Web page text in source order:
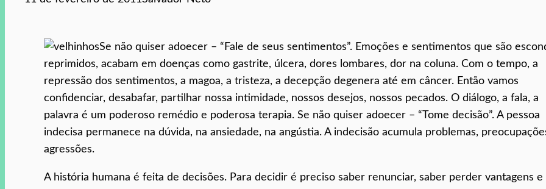
Se não quiser adoecer – “Fale de seus sentimentos”. Emoções e sentimentos que são
reprimidos, acabam em doenças como gastrite, úlcera, dores lombares, dor na coluna. Com o tempo, a
repressão dos sentimentos, a magoa, a tristeza, a decepção degenera até em câncer. Então vamos
confidenciar, desabafar, partilhar nossa intimidade, nossos desejos, nossos pecados. O diálogo, a fala, a
palavra é um poderoso remédio e poderosa terapia. Se não quiser adoecer – “Tome decisão”. A pessoa
indecisa permanece na dúvida, na ansiedade, na angústia. A indecisão acumula problemas,
agressões.
A história humana é feita de decisões. Para decidir é preciso saber renunciar, saber perder vantagens e